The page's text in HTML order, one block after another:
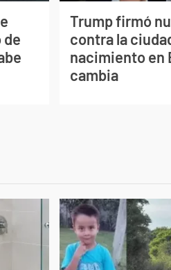
de
Trump firmó
contra la
nacimiento en
cambia